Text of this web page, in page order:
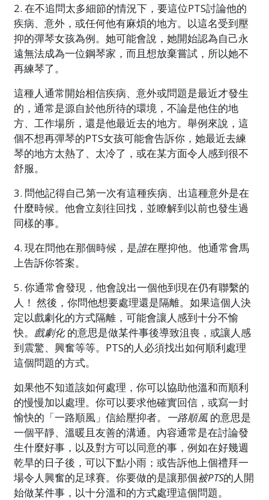
2. 在不追問太多細節的情況下，要這位PTS討論他的
疾病、意外，或任何他有麻煩的地方。以這名受到壓
抑的彈琴女孩為例。她可能會說，她開始認為自己永
遠無法成為一位鋼琴家，而且想放棄嘗試，所以她不
再練琴了。
這種人通常開始相信疾病、意外或問題是最近才發生
的，通常是源自於他所待的環境，不論是他住的地
方、工作場所，還是他最近去的地方。舉例來說，這
個不想再彈琴的PTS女孩可能會告訴你，她最近去練
琴的地方太熱了、太冷了，或在某方面令人感到很不
舒服。
3. 問他記得自己第一次有這種疾病、出這種意外是在
什麼時候。他會立刻往回找，並瞭解到以前也發生過
同樣的事。
4. 現在問他在那個時候，是誰在壓抑他。他通常會馬
上告訴你答案。
5. 你通常會發現，他會說出一個他到現在仍有聯繫的
人！ 然後，你問他想要處理還是隔離。如果這個人決
定以戲劇化的方式隔離，可能會讓人感到十分不愉
快。 戲劇化的意思是做某件事後導致沮喪，或讓人感
到震驚、興奮等等。PTS的人必須找出如何順利處理
這個問題的方式。
如果他不知道該如何處理，你可以協助他溫和而順利
的慢慢加以處理。你可以要求他確實回信，或寫一封
愉快的「一路順風」信給壓抑者。 一路順風 的意思是
一個平靜、溫暖且友善的溝通。內容通常是在討論發
生什麼好事，以及對方可以同意的事，例如在好幾週
乾旱的日子後，可以下點小雨；或告訴他上個禮拜一
場令人興奮的足球賽。你要做的是讓那個被PTS的人開
始做某件事，以十分溫和的方式處理這個問題。